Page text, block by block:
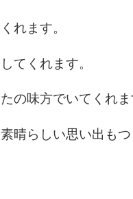
れます。
てくれます。
の味方でいてくれま
晴らしい思い出もつ